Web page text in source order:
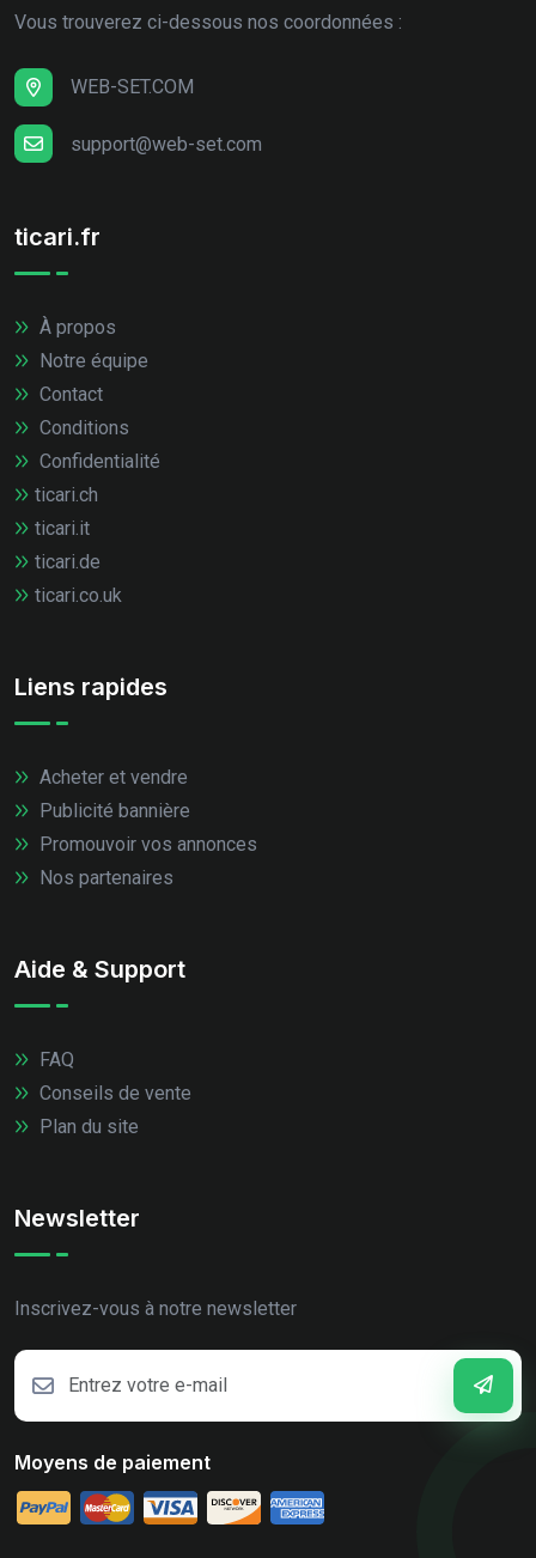
Vous trouverez ci-dessous nos coordonnées :
WEB-SET.COM
support@web-set.com
ticari.fr
À propos
Notre équipe
Contact
Conditions
Confidentialité
ticari.ch
ticari.it
ticari.de
ticari.co.uk
Liens rapides
Acheter et vendre
Publicité bannière
Promouvoir vos annonces
Nos partenaires
Aide & Support
FAQ
Conseils de vente
Plan du site
Newsletter
Inscrivez-vous à notre newsletter
Moyens de paiement